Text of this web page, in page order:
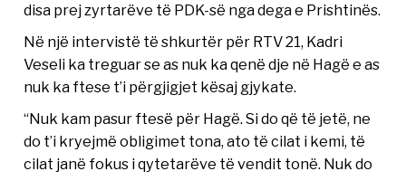
disa prej zyrtarëve të PDK-së nga dega e Prishtinës.
Në një intervistë të shkurtër për RTV 21, Kadri
Veseli ka treguar se as nuk ka qenë dje në Hagë e as
nuk ka ftese t’i përgjigjet kësaj gjykate.
“Nuk kam pasur ftesë për Hagë. Si do që të jetë, ne
do t’i kryejmë obligimet tona, ato të cilat i kemi, të
cilat janë fokus i qytetarëve të vendit tonë. Nuk do